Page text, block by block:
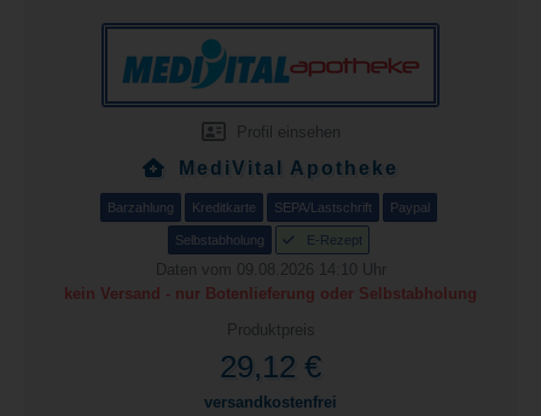
Profil einsehen
MediVital Apotheke
Barzahlung Kreditkarte SEPA/Lastschrift Paypal
Selbstabholung E-Rezept
Daten vom 09.08.2026 14:10 Uhr
kein Versand - nur Botenlieferung oder Selbstabholung
Produktpreis
29,12 €
versandkostenfrei